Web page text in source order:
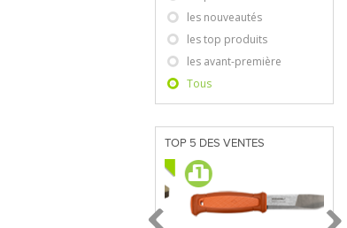
les nouveautés
les top produits
les avant-première
Tous
TOP 5 DES VENTES